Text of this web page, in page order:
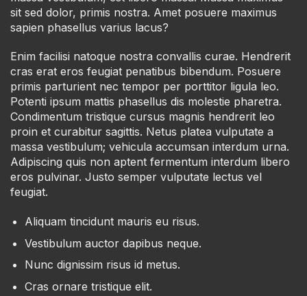
sit sed dolor, primis nostra. Amet posuere maximus
sapien phasellus varius lacus?
Enim facilisi natoque nostra convallis curae. Hendrerit
cras erat eros feugiat penatibus bibendum. Posuere
primis parturient nec tempor per porttitor ligula leo.
Potenti ipsum mattis phasellus dis molestie pharetra.
Condimentum tristique cursus magnis hendrerit leo
proin et curabitur sagittis. Netus platea vulputate a
massa vestibulum; vehicula accumsan interdum urna.
Adipiscing quis non aptent fermentum interdum libero
eros pulvinar. Justo semper vulputate lectus vel
feugiat.
Aliquam tincidunt mauris eu risus.
Vestibulum auctor dapibus neque.
Nunc dignissim risus id metus.
Cras ornare tristique elit.